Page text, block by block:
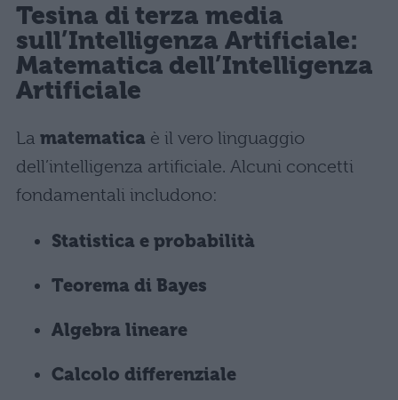
Tesina di terza media
sull’Intelligenza Artificiale:
Matematica dell’Intelligenza
Artificiale
La matematica è il vero linguaggio
dell’intelligenza artificiale. Alcuni concetti
fondamentali includono:
Statistica e probabilità
Teorema di Bayes
Algebra lineare
Calcolo differenziale